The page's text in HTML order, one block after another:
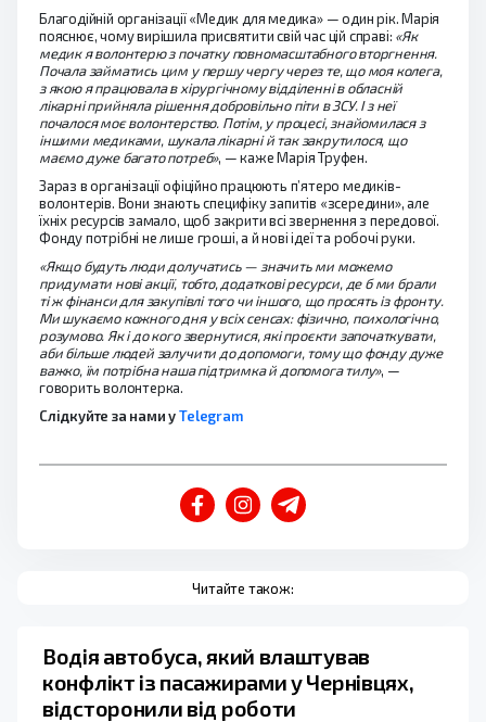
Благодійній організації «Медик для медика» — один рік. Марія
пояснює, чому вирішила присвятити свій час цій справі: «Як
медик я волонтерю з початку повномасштабного вторгнення.
Почала займатись цим у першу чергу через те, що моя колега,
з якою я працювала в хірургічному відділенні в обласній
лікарні прийняла рішення добровільно піти в ЗСУ. І з неї
почалося моє волонтерство. Потім, у процесі, знайомилася з
іншими медиками, шукала лікарні й так закрутилося, що
маємо дуже багато потреб», — каже Марія Труфен.
Зараз в організації офіційно працюють п’ятеро медиків-
волонтерів. Вони знають специфіку запитів «зсередини», але
їхніх ресурсів замало, щоб закрити всі звернення з передової.
Фонду потрібні не лише гроші, а й нові ідеї та робочі руки.
«Якщо будуть люди долучатись — значить ми можемо
придумати нові акції, тобто, додаткові ресурси, де б ми брали
ті ж фінанси для закупівлі того чи іншого, що просять із фронту.
Ми шукаємо кожного дня у всіх сенсах: фізично, психологічно,
розумово. Як і до кого звернутися, які проєкти започаткувати,
аби більше людей залучити до допомоги, тому що фонду дуже
важко, їм потрібна наша підтримка й допомога тилу», —
говорить волонтерка.
Слідкуйте за нами уTelegram
Читайте також:
Водія автобуса, який влаштував
конфлікт із пасажирами у Чернівцях,
відсторонили від роботи